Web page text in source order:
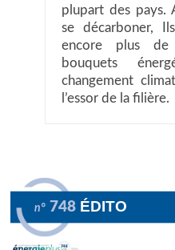
plupart des pays.
se décarboner,
encore plus de
bouquets
changement
l’essor de la filière.
n° 748 ÉDITO